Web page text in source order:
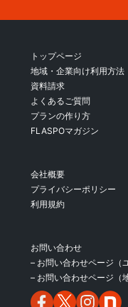
トップページ
地域・企業向け利用方法
資料請求
よくあるご質問
プランの作り方
FLASPOマガジン
会社概要
プライバシーポリシー
利用規約
お問い合わせ
– お問い合わせページ（
– お問い合わせページ（